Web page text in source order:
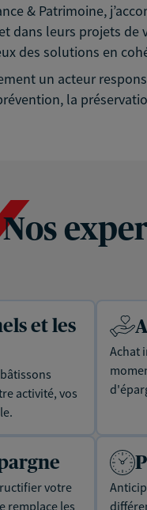
& Patrimoine,
dans leurs projets
des solutions en
un acteur
la
Nos
et les
activité, vos
Achat
votre
remplace les